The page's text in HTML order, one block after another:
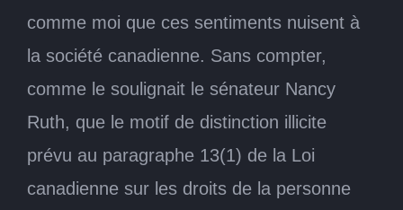
comme moi que ces sentiments nuisent à
la société canadienne. Sans compter,
comme le soulignait le sénateur Nancy
Ruth, que le motif de distinction illicite
prévu au paragraphe 13(1) de la Loi
canadienne sur les droits de la personne